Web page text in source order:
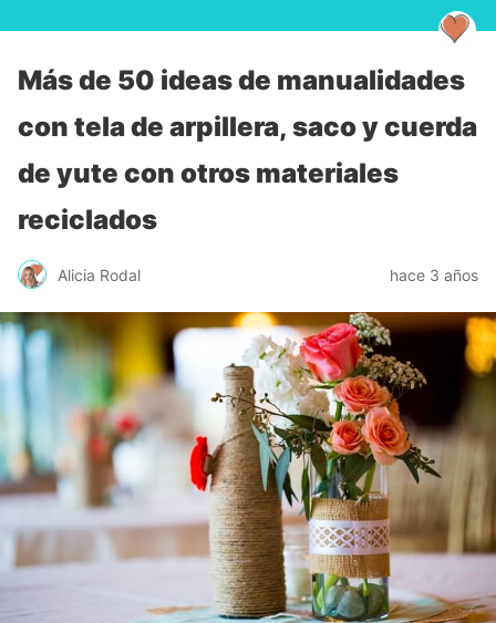
Más de 50 ideas de manualidades
con tela de arpillera, saco y cuerda
de yute con otros materiales
reciclados
Alicia Rodal hace 3 años